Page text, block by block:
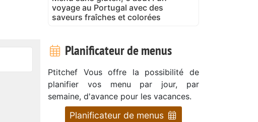
voyage au Portugal avec des
saveurs fraîches et colorées
Planificateur de menus
Ptitchef Vous offre la possibilité de
planifier vos menu par jour, par
semaine, d'avance pour les vacances.
Planificateur de menus